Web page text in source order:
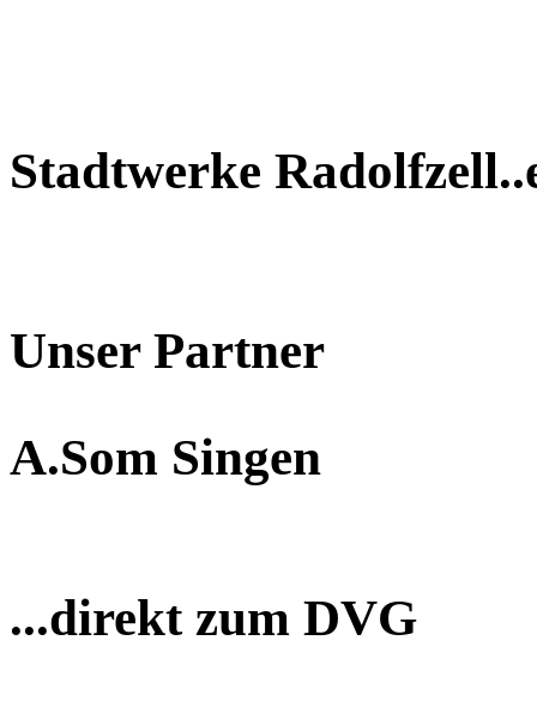
Stadtwerke
Unser Partner
A.Som Singen
...direkt zum DVG